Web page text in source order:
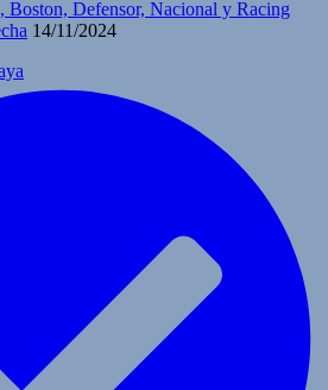
Boston, Defensor, Nacional y Racing
14/11/2024